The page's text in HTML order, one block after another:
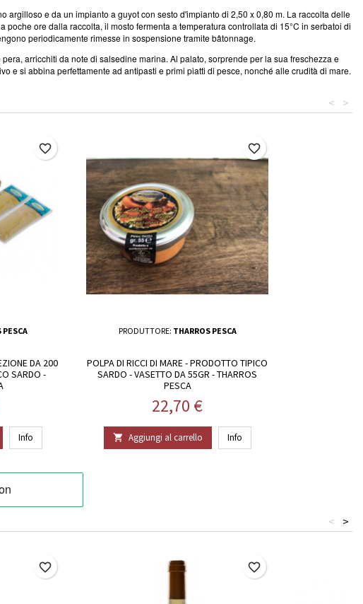
e da un impianto a guyot con sesto d'impianto di 2,50 x 0,80 m. La raccolta delle
ore dalla raccolta, il mosto fermenta a temperatura controllata di 15°C in serbatoi di
periodicamente rimesse in sospensione tramite bâtonnage.
arricchiti da note di salsedine marina. Al palato, sorprende per la sua freschezza e
e si abbina perfettamente ad antipasti e primi piatti di pesce, nonché alle crudità di mare.
>
<
PESCA
DA 200
SARDO -
Info
favorite_border
PRODUTTORE: THARROS PESCA
POLPA DI RICCI DI MARE - PRODOTTO TIPICO
SARDO - VASETTO DA 55GR - THARROS
PESCA
Prezzo
22,70 €
 Aggiungi al carrello Info
favorite_border
>
<
favorite_border favorite_border